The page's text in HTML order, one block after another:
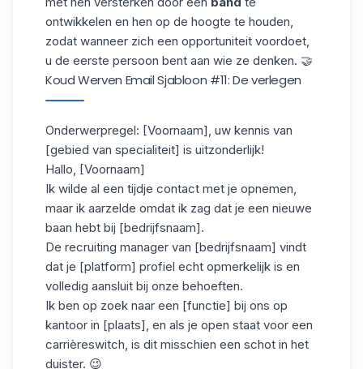
ontwikkelen en hen op de hoogte te houden,
zodat wanneer zich een opportuniteit voordoet,
u de eerste persoon bent aan wie ze denken. 🤝
Koud Werven Email Sjabloon #11: De verlegen
Onderwerpregel: [Voornaam], uw kennis van
[gebied van specialiteit] is uitzonderlijk!
Hallo, [Voornaam]
Ik wilde al een tijdje contact met je opnemen,
maar ik aarzelde omdat ik zag dat je een nieuwe
baan hebt bij [bedrijfsnaam].
De recruiting manager van [bedrijfsnaam] vindt
dat je [platform] profiel echt opmerkelijk is en
volledig aansluit bij onze behoeften.
Ik ben op zoek naar een [functie] bij ons op
kantoor in [plaats], en als je open staat voor een
carrièreswitch, is dit misschien een schot in het
duister. 😉